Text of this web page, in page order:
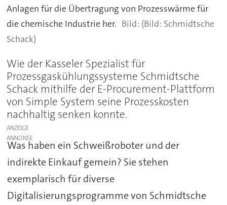
Anlagen für die Übertragung von Prozesswärme für
die chemische Industrie her.
(Bild: Schmidtsche
Schack)
Wie der Kasseler Spezialist für
Prozessgaskühlungssysteme Schmidtsche
Schack mithilfe der E-Procurement-Plattform
von Simple System seine Prozesskosten
nachhaltig senken konnte.
ANZEIGE
Was haben ein Schweißroboter und der
indirekte Einkauf gemein? Sie stehen
exemplarisch für diverse
Digitalisierungsprogramme von Schmidtsche